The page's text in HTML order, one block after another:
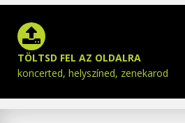
TÖLTSD FEL AZ OLDALRA
koncerted, helyszíned, zenekarod